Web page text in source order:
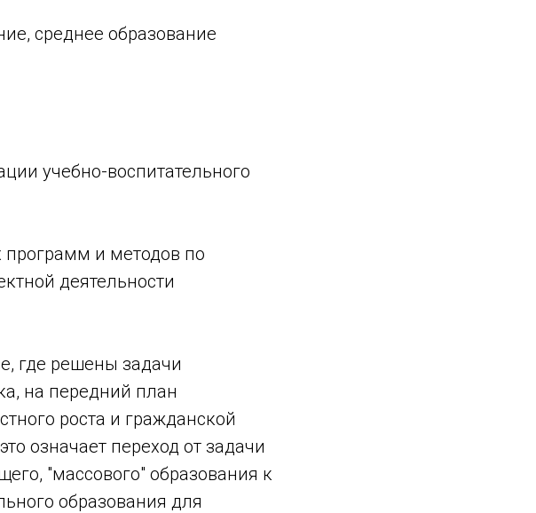
среднее образование
учебно-воспитательного
программ и методов по
деятельности
где решены задачи
на передний план
роста и гражданской
означает переход от задачи
"массового" образования к
образования для